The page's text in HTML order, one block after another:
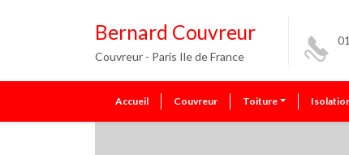
Bernard Couvreur
Couvreur - Paris Ile de France
Accueil Couvreur Toiture